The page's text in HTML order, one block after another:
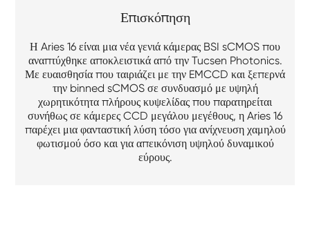
Επισκόπηση
Η Aries 16 είναι μια νέα γενιά κάμερας BSI sCMOS που
αναπτύχθηκε αποκλειστικά από την Tucsen Photonics.
Με ευαισθησία που ταιριάζει με την EMCCD και ξεπερνά
την binned sCMOS σε συνδυασμό με υψηλή
χωρητικότητα πλήρους κυψελίδας που παρατηρείται
συνήθως σε κάμερες CCD μεγάλου μεγέθους, η Aries 16
παρέχει μια φανταστική λύση τόσο για ανίχνευση χαμηλού
φωτισμού όσο και για απεικόνιση υψηλού δυναμικού
εύρους.